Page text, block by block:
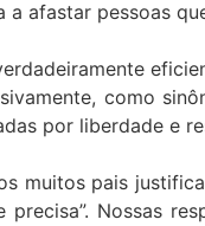
afastar pessoas
como
por liberdade e
muitos pais
Nossas